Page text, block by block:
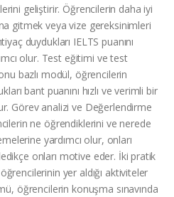
geliştirir. Öğrencilerin daha iyi
gitmek veya vize gereksinimleri
duydukları IELTS puanını
olur. Test eğitimi ve test
bazlı modül, öğrencilerin
bant puanını hızlı ve verimli bir
Görev analizi ve Değerlendirme
ne öğrendiklerini ve nerede
yardımcı olur, onları
onları motive eder. İki pratik
yer aldığı aktiviteler
öğrencilerin konuşma sınavında